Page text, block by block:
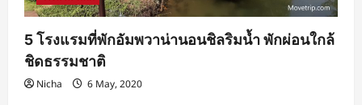
5 โรงแรมที่พักอัมพวาน่านอนชิลริมน้ำ พักผ่อนใกล้
ชิดธรรมชาติ
Nicha 6 May, 2020